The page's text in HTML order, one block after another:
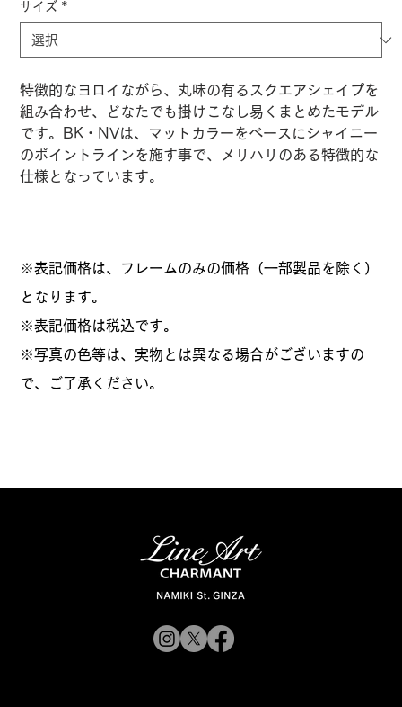
サイズ *
特徴的なヨロイながら、丸味の有るスクエアシェイプを
組み合わせ、どなたでも掛けこなし易くまとめたモデル
です。BK・NVは、マットカラーをベースにシャイニー
のポイントラインを施す事で、メリハリのある特徴的な
仕様となっています。
※表記価格は、フレームのみの価格（一部製品を除く）
となります。
​※表記価格は税込です。
※写真の色等は、実物とは異なる場合がございますの
で、ご了承ください。